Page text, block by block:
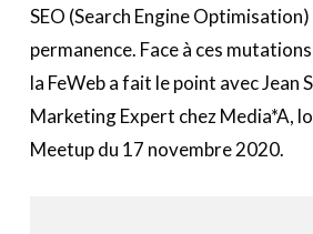
SEO (Search Engine
permanence. Face à ces
la FeWeb a fait le point avec Jean
Marketing Expert chez Media*A,
Meetup du 17 novembre 2020.
Expertise
Toolbox
Over FeWeb